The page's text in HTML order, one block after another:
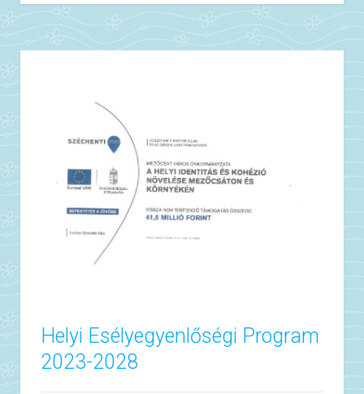
Helyi Esélyegyenlőségi Program
2023-2028